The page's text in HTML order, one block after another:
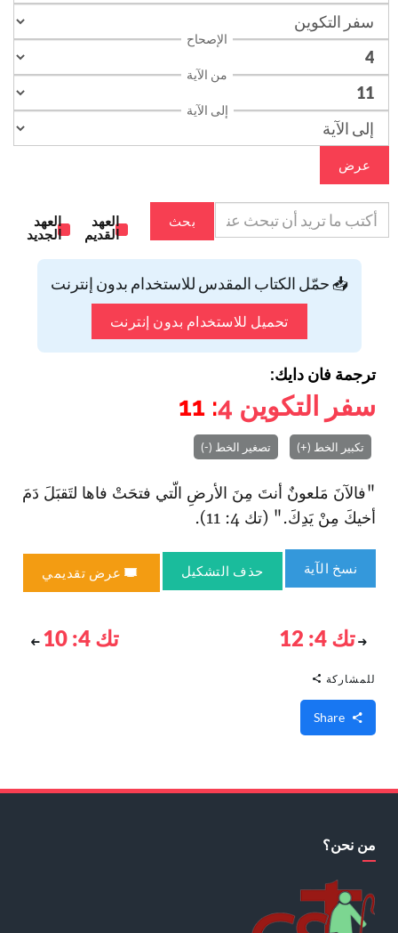
الإصحاح
من الآية
إلى الآية
عرض
بحث
العهد
القديم
العهد
الجديد
📥 حمّل الكتاب المقدس للاستخدام بدون إنترنت
تحميل للاستخدام بدون إنترنت
ترجمة فان دايك:
سفر التكوين 4
: 11
تكبير الخط (+) تصغير الخط (-)
"فالآنَ مَلعونٌ أنتَ مِنَ الأرضِ الّتي فتحَتْ فاها لتَقبَلَ دَمَ
أخيكَ مِنْ يَدِكَ." (تك 4: 11).
نسخ الآية حذف التشكيل عرض تقديمي
تك 4: 12 تك 4: 10
للمشاركة
من نحن؟